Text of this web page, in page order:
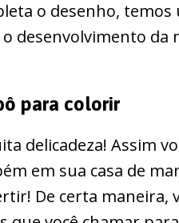
o desenho, temos
desenvolvimento da
para colorir
delicadeza! Assim
em sua casa de
De certa maneira,